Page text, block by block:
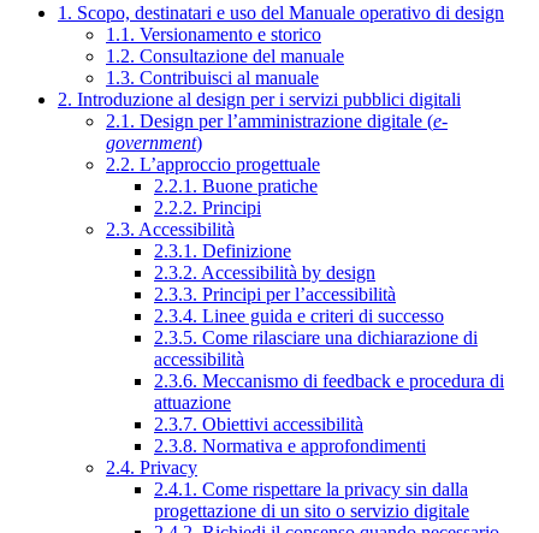
1. Scopo, destinatari e uso del Manuale operativo di design
1.1. Versionamento e storico
1.2. Consultazione del manuale
1.3. Contribuisci al manuale
2. Introduzione al design per i servizi pubblici digitali
2.1. Design per l’amministrazione digitale (e-
government)
2.2. L’approccio progettuale
2.2.1. Buone pratiche
2.2.2. Principi
2.3. Accessibilità
2.3.1. Definizione
2.3.2. Accessibilità by design
2.3.3. Principi per l’accessibilità
2.3.4. Linee guida e criteri di successo
2.3.5. Come rilasciare una dichiarazione di
accessibilità
2.3.6. Meccanismo di feedback e procedura di
attuazione
2.3.7. Obiettivi accessibilità
2.3.8. Normativa e approfondimenti
2.4. Privacy
2.4.1. Come rispettare la privacy sin dalla
progettazione di un sito o servizio digitale